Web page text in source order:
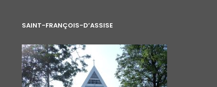
SAINT-FRANÇOIS-D’ASSISE